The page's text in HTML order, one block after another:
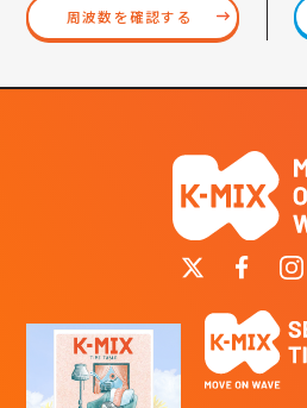
周波数を確認する